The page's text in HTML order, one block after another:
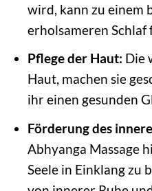
wird, kann zu einem
erholsameren Schlaf
Pflege der Haut: Die
Haut, machen sie
ihr einen gesunden
Förderung des
Abhyanga Massage
Seele in Einklang zu